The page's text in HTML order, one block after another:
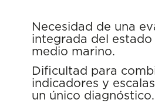
Necesidad de una
integrada del
medio marino.
Dificultad para
indicadores y
un único diagnóstico.